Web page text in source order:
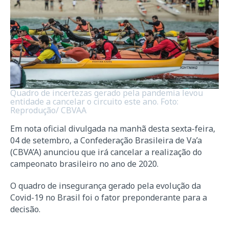
Quadro de incertezas gerado pela pandemia levou
entidade a cancelar o circuito este ano. Foto:
Reprodução/ CBVAA
Em nota oficial divulgada na manhã desta sexta-feira,
04 de setembro, a Confederação Brasileira de Va’a
(CBVA’A) anunciou que irá cancelar a realização do
campeonato brasileiro no ano de 2020.
O quadro de insegurança gerado pela evolução da
Covid-19 no Brasil foi o fator preponderante para a
decisão.